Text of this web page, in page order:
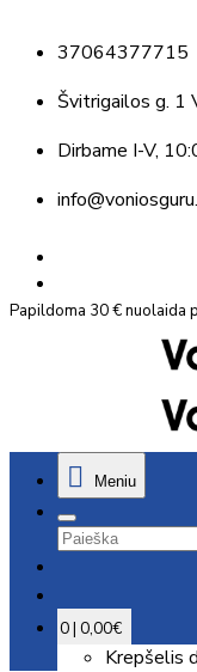
37064377715
Švitrigailos g. 1
Dirbame I-V,
Papildoma 30 € nuolaida
Meniu
0 | 0,00€
Krepšelis